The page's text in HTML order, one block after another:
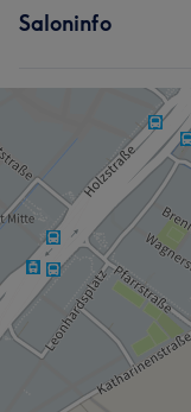
Saloninfo